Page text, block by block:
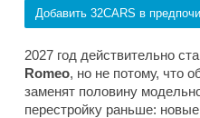
Добавить 32CARS в
2027 год действительно
Romeo, но не потому, что
заменят половину
перестройку раньше: новые